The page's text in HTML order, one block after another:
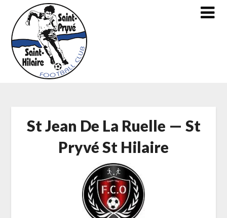
content
St Jean De La Ruelle — St
Pryvé St Hilaire